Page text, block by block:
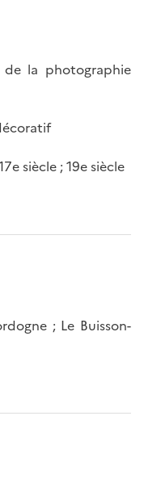
la photographie
siècle ; 19e siècle
; Le Buisson-